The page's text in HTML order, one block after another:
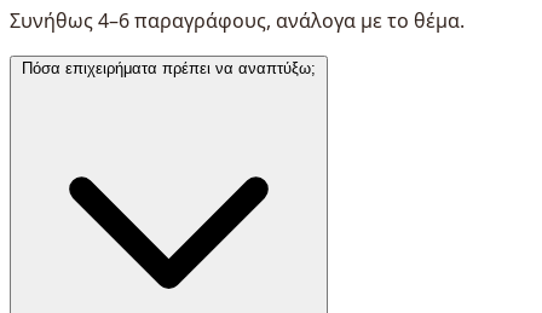
Συνήθως 4–6 παραγράφους, ανάλογα με το θέμα.
Πόσα επιχειρήματα πρέπει να αναπτύξω;